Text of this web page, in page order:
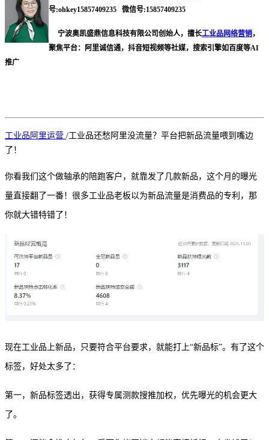
号:ohkey15857409235 微信号:15857409235
宁波奥凯盛鼎信息科技有限公司创始人，擅长工业品网络营销，
聚焦平台：阿里诚信通，抖音短视频等社媒，搜索引擎如百度等AI
推广
工业品阿里运营 /工业品还愁阿里没流量？平台把新品流量喂到嘴边
了！
你看我们这个做轴承的陪跑客户，就靠发了几款新品，这个月的曝光
量直接翻了一番！很多工业品老板以为新品流量是消费品的专利，那
你就大错特错了！
现在工业品上新品，只要符合平台要求，就能打上“新品标”。有了这个
标签，好处太多了：
第一，新品标签透出，获得专属测款搜推加权，优先曝光的机会更大
了。